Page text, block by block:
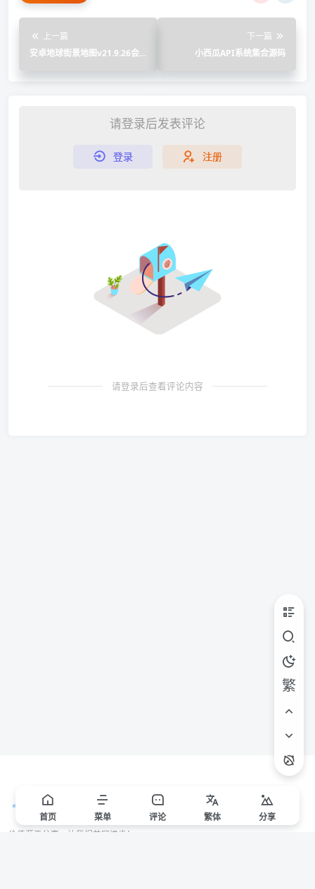
上一篇
安卓地球街景地图v21.9.26会
下一篇
小西瓜API系统集合源码
请登录后发表评论
登录 注册
请登录后查看评论内容
繁
首页 菜单 评论 繁体 分享
价值源于分享，让我们共同进步！